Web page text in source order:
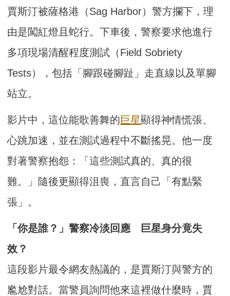
賈斯汀被薩格港（Sag Harbor）警方攔下，理
由是闖紅燈且蛇行。下車後，警察要求他進行
多項現場清醒程度測試（Field Sobriety
Tests），包括「腳跟碰腳趾」走直線以及單腳
站立。
影片中，這位能歌善舞的巨星顯得神情慌張、
心跳加速，並在測試過程中不斷搖晃。他一度
對著警察抱怨：「這些測試真的、真的很
難。」隨後更顯得沮喪，直言自己「有點緊
張」。
「你是誰？」警察冷淡回應 巨星身分竟失
效？
這段影片最令網友熱議的，是賈斯汀與警方的
尷尬對話。當警員詢問他來這裡做什麼時，賈